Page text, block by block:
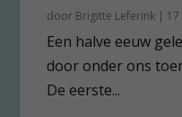
door Brigitte Leferink |
Een halve eeuw
door onder ons
De eerste...